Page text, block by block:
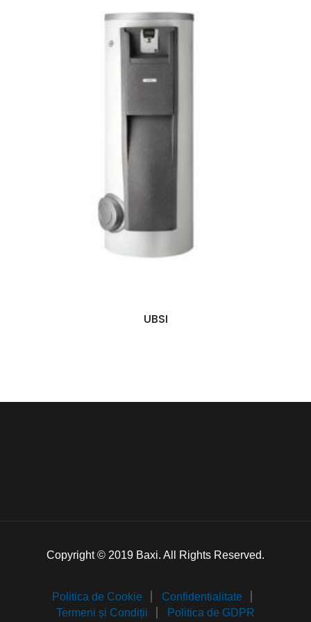
UBSI
Copyright © 2019 Baxi. All Rights Reserved.
Politica de Cookie
Confidentialitate
Termeni și Condiții
Politica de GDPR